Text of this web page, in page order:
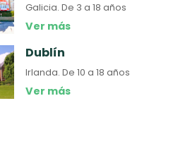
Galicia.De 3 a 18 años
Ver más
Dublín
Irlanda.De 10 a 18 años
Ver más